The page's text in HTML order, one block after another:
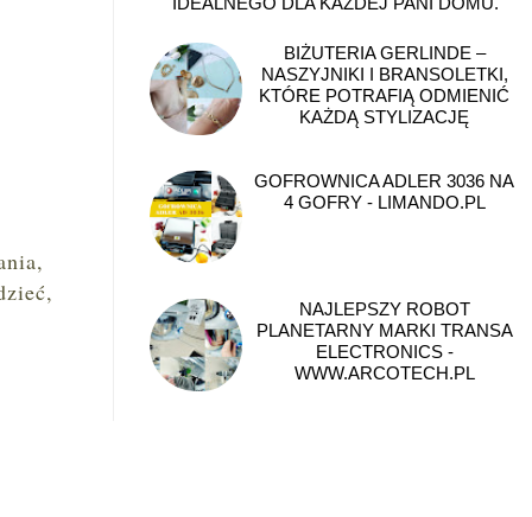
BIŻUTERIA GERLINDE –
NASZYJNIKI I BRANSOLETKI,
KTÓRE POTRAFIĄ ODMIENIĆ
KAŻDĄ STYLIZACJĘ
GOFROWNICA ADLER 3036 NA
4 GOFRY - LIMANDO.PL
NAJLEPSZY ROBOT
PLANETARNY MARKI TRANSA
ELECTRONICS -
WWW.ARCOTECH.PL